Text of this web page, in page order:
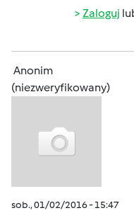
Zaloguj
Anonim
(niezweryfikowany)
sob., 01/02/2016 - 15:47